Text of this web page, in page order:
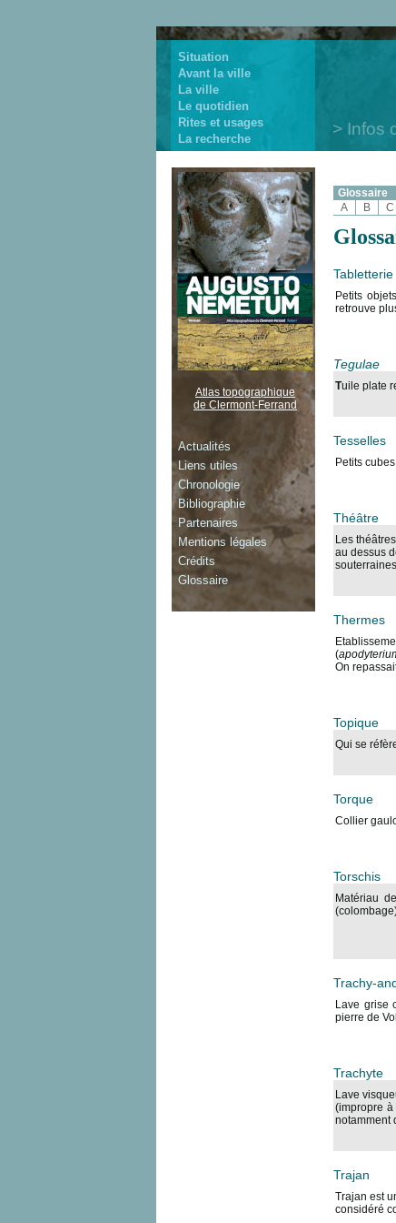
Situation
Avant la ville
La ville
Le quotidien
Rites et usages
La recherche
Infos
Glossaire
A
B C
Tabletterie
Petits
retrouve
Tegulae
Tuile plate
Tesselles
Petits
Théâtre
Les
au dessus
Thermes
(
On
Topique
Qui se
Torque
Collier
Torschis
Matériau
Trachy-
Lave grise
pierre de
Trachyte
Lave
(impropre
notamment
Trajan
Trajan est
considéré
Atlas topographique
de Clermont-Ferrand
Actualités
Liens utiles
Chronologie
Bibliographie
Partenaires
Mentions légales
Crédits
Glossaire